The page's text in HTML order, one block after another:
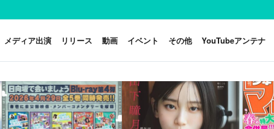
メディア出演 リリース 動画 イベント その他 YouTubeアンテナ